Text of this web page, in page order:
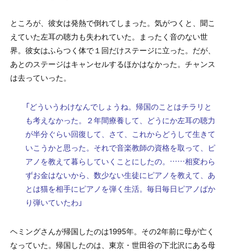
ところが、彼女は発熱で倒れてしまった。気がつくと、聞こ
えていた左耳の聴力も失われていた。まったく音のない世
界。彼女はふらつく体で１回だけステージに立った。だが、
あとのステージはキャンセルするほかはなかった。チャンス
は去っていった。
「どういうわけなんでしょうね。帰国のことはチラリと
も考えなかった。２年間療養して、どうにか左耳の聴力
が半分ぐらい回復して、さて、これからどうして生きて
いこうかと思った。それで音楽教師の資格を取って、ピ
アノを教えて暮らしていくことにしたの。……相変わら
ずお金はないから、数少ない生徒にピアノを教えて、あ
とは猫を相手にピアノを弾く生活。毎日毎日ピアノばか
り弾いていたわ」
ヘミングさんが帰国したのは1995年。その2年前に母が亡く
なっていた。帰国したのは、東京・世田谷の下北沢にある母